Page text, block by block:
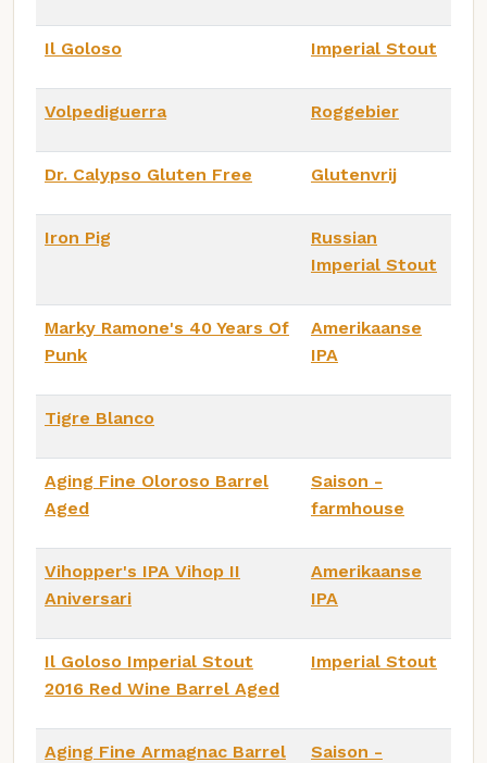
Il Goloso Imperial Stout
Volpediguerra Roggebier
Dr. Calypso Gluten Free Glutenvrij
Iron Pig
Russian
Imperial Stout
Marky Ramone's 40 Years Of
Punk
Amerikaanse
IPA
Tigre Blanco
Aging Fine Oloroso Barrel
Aged
Saison -
farmhouse
Vihopper's IPA Vihop II
Aniversari
Amerikaanse
IPA
Il Goloso Imperial Stout
2016 Red Wine Barrel Aged
Imperial Stout
Aging Fine Armagnac Barrel
Saison -